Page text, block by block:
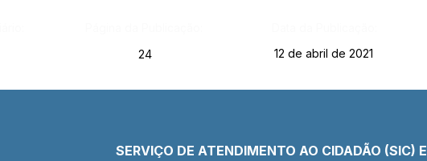
24 12 de abril de 2021
SERVIÇO DE ATENDIMENTO AO CIDADÃO (SIC)